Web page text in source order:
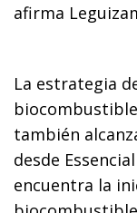
afirma
La estrategia
también
desde
encuentra la